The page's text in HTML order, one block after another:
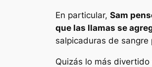
En particular, Sam
que las llamas se
salpicaduras de
Quizás lo más